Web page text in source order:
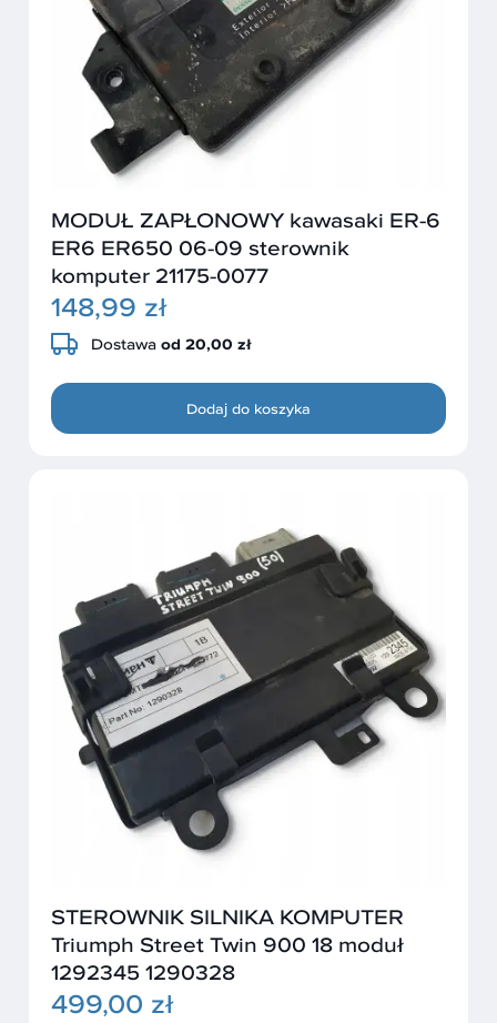
MODUŁ ZAPŁONOWY kawasaki ER-6
ER6 ER650 06-09 sterownik
komputer 21175-0077
148,99 zł
Dostawa od 20,00 zł
Dodaj do koszyka
STEROWNIK SILNIKA KOMPUTER
Triumph Street Twin 900 18 moduł
1292345 1290328
499,00 zł